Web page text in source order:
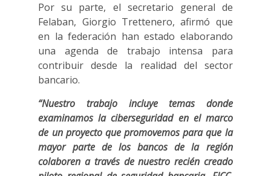
Por su parte, el secretario general de
Felaban, Giorgio Trettenero, afirmó que
en la federación han estado elaborando
una agenda de trabajo intensa para
contribuir desde la realidad del sector
bancario.
“Nuestro trabajo incluye temas donde
examinamos la ciberseguridad en el marco
de un proyecto que promovemos para que la
mayor parte de los bancos de la región
colaboren a través de nuestro recién creado